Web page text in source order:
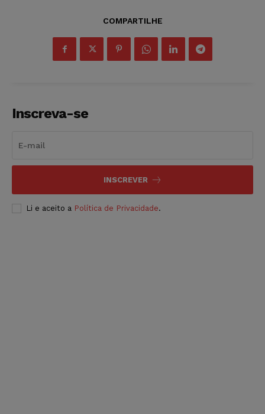
COMPARTILHE
Inscreva-se
INSCREVER
Li e aceito a Política de Privacidade.